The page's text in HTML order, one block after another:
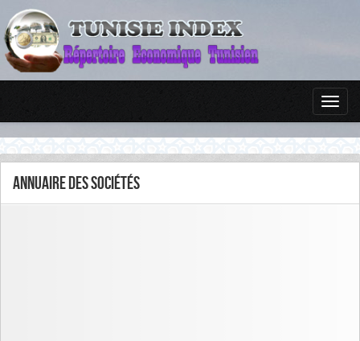
Annuaire des sociétés